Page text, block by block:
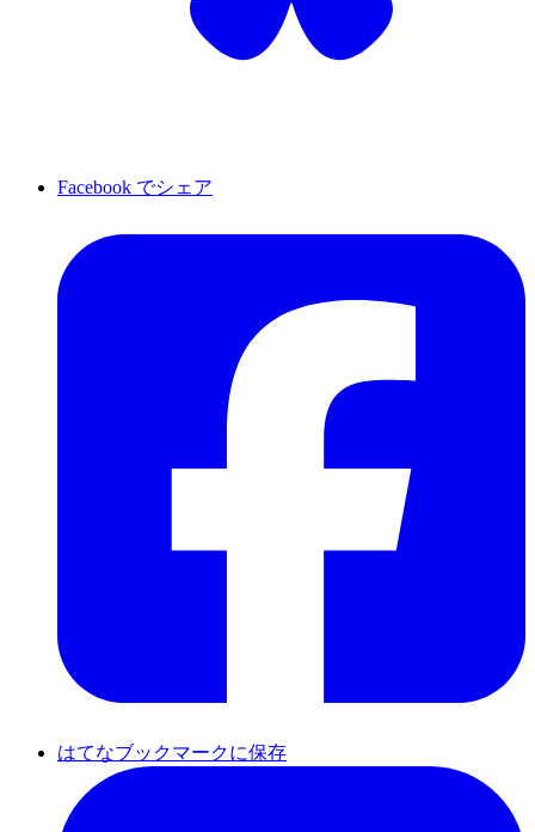
Facebook でシェア
はてなブックマークに保存